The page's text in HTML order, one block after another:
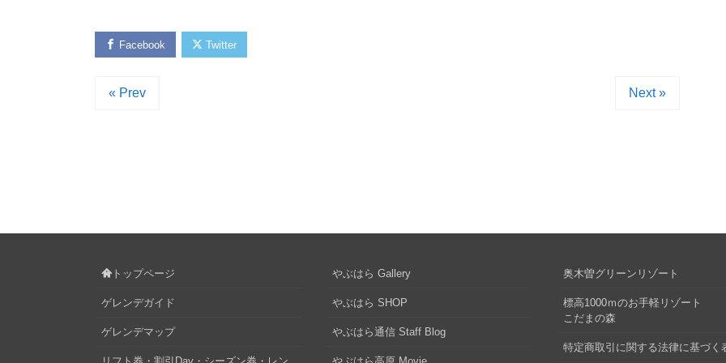
Facebook Twitter
« Prev Next »
トップページ
ゲレンデガイド
ゲレンデマップ
やぶはら Gallery
やぶはら SHOP
やぶはら通信 Staff Blog
奥木曽グリーンリゾート
標高1000ｍのお手軽リゾート
こだまの森
特定商取引に関する法律に基づく